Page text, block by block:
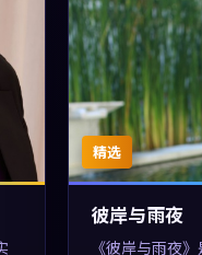
精选
彼岸与雨夜
《彼岸与雨夜